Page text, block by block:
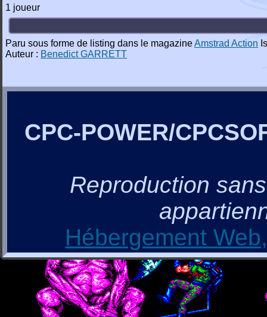
1 joueur
Paru sous forme de listing dans le magazineAmstrad Action
Auteur : Benedict GARRETT
CPC-POWER/
Reproduction
Hébergement